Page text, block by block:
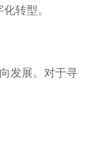
转型。
发展。对于寻